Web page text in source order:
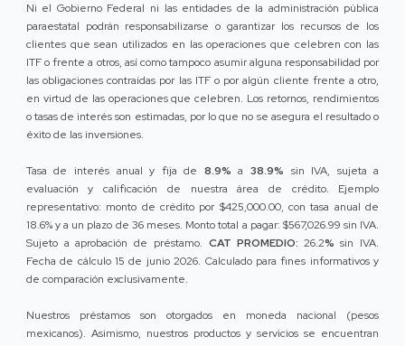
Ni el Gobierno Federal ni las entidades de la administración pública
paraestatal podrán responsabilizarse o garantizar los recursos de los
clientes que sean utilizados en las operaciones que celebren con las
ITF o frente a otros, así como tampoco asumir alguna responsabilidad por
las obligaciones contraídas por las ITF o por algún cliente frente a otro,
en virtud de las operaciones que celebren. Los retornos, rendimientos
o tasas de interés son estimadas, por lo que no se asegura el resultado o
éxito de las inversiones.
Tasa de interés anual y fija de 8.9% a 38.9% sin IVA, sujeta a
evaluación y calificación de nuestra área de crédito. Ejemplo
representativo: monto de crédito por $425,000.00, con tasa anual de
18.6% y a un plazo de 36 meses. Monto total a pagar: $567,026.99 sin IVA.
Sujeto a aprobación de préstamo. CAT PROMEDIO: 26.2% sin IVA.
Fecha de cálculo 15 de junio 2026. Calculado para fines informativos y
de comparación exclusivamente.
Nuestros préstamos son otorgados en moneda nacional (pesos
mexicanos). Asimismo, nuestros productos y servicios se encuentran